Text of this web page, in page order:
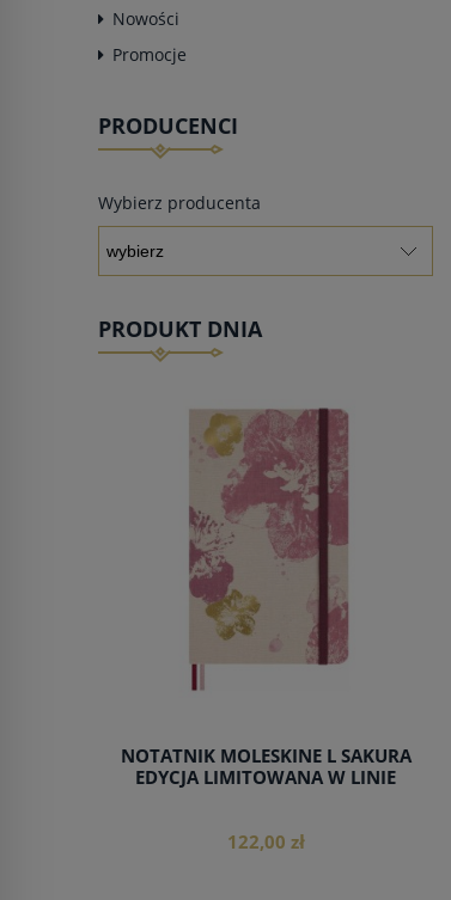
Nowości
Promocje
PRODUCENCI
Wybierz producenta
PRODUKT DNIA
NOTATNIK MOLESKINE L SAKURA
EDYCJA LIMITOWANA W LINIE
122,00 zł